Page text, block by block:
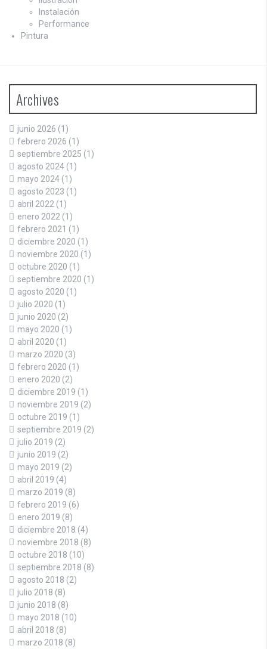
Instalación
Performance
Pintura
Archives
junio 2026 (1)
febrero 2026 (1)
septiembre 2025 (1)
agosto 2024 (1)
mayo 2024 (1)
agosto 2023 (1)
abril 2022 (1)
enero 2022 (1)
febrero 2021 (1)
diciembre 2020 (1)
noviembre 2020 (1)
octubre 2020 (1)
septiembre 2020 (1)
agosto 2020 (1)
julio 2020 (1)
junio 2020 (2)
mayo 2020 (1)
abril 2020 (1)
marzo 2020 (3)
febrero 2020 (1)
enero 2020 (2)
diciembre 2019 (1)
noviembre 2019 (2)
octubre 2019 (1)
septiembre 2019 (2)
julio 2019 (2)
junio 2019 (2)
mayo 2019 (2)
abril 2019 (4)
marzo 2019 (8)
febrero 2019 (6)
enero 2019 (8)
diciembre 2018 (4)
noviembre 2018 (8)
octubre 2018 (10)
septiembre 2018 (8)
agosto 2018 (2)
julio 2018 (8)
junio 2018 (8)
mayo 2018 (10)
abril 2018 (8)
marzo 2018 (8)